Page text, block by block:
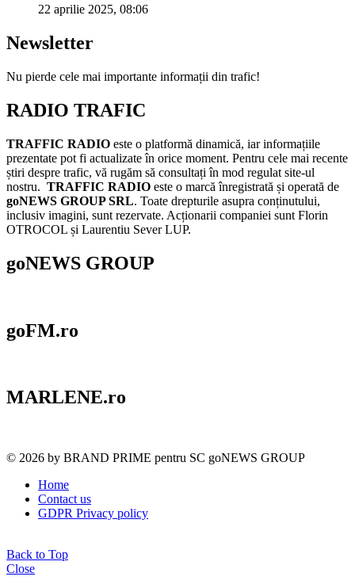
22 aprilie 2025, 08:06
Newsletter
Nu pierde cele mai importante informații din trafic!
RADIO TRAFIC
TRAFFIC RADIO este o platformă dinamică, iar informațiile
prezentate pot fi actualizate în orice moment. Pentru cele mai recente
știri despre trafic, vă rugăm să consultați în mod regulat site-ul
nostru. TRAFFIC RADIO este o marcă înregistrată și operată de
goNEWS GROUP SRL. Toate drepturile asupra conținutului,
inclusiv imagini, sunt rezervate. Acționarii companiei sunt Florin
OTROCOL și Laurentiu Sever LUP.
goNEWS GROUP
goFM.ro
MARLENE.ro
© 2026 by BRAND PRIME pentru SC goNEWS GROUP
Home
Contact us
GDPR Privacy policy
Back to Top
Close